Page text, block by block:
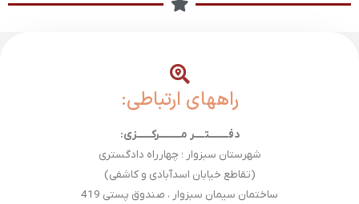
راههای ارتباطی:
دفــــــــتــــر مـــــــــرکــــــزی:
شهرستان سبزوار ؛ چهارراه دادگستری
(تقاطع خیابان اسدآبادی و کاشفی)
ساختمان سیمان سبزوار ، صندوق پستی 419